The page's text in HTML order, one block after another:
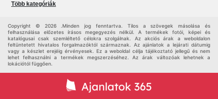
háztartási cikkek
Több kategóriák
Copyright © 2026 .Minden jog fenntartva. Tilos a szövegek másolása és
felhasználása előzetes írásos megegyezés nélkül. A termékek fotói, képei és
katalógusai csak szemléltető célokra szolgálnak. Az akciós árak a weboldalon
feltüntetett hivatalos forgalmazóktól származnak. Az ajánlatok a lejárati dátumig
vagy a készlet erejéig érvényesek. Ez a weboldal célja tájékoztató jellegű és nem
lehet felhasználni a termékek megszerzéséhez. Az árak változóak lehetnek a
lokációtól függően.